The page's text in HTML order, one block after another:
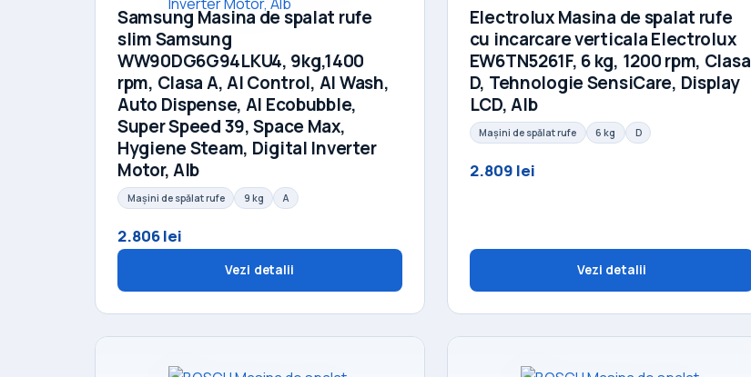
Samsung Masina de spalat rufe
slim Samsung
WW90DG6G94LKU4, 9kg,1400
rpm, Clasa A, AI Control, AI Wash,
Auto Dispense, AI Ecobubble,
Super Speed 39, Space Max,
Hygiene Steam, Digital Inverter
Motor, Alb
Mașini de spălat rufe 9 kg A
2.806 lei
Vezi detalii
Electrolux Masina de spalat rufe
cu incarcare verticala Electrolux
EW6TN5261F, 6 kg, 1200 rpm, Clasa
D, Tehnologie SensiCare, Display
LCD, Alb
Mașini de spălat rufe 6 kg D
2.809 lei
Vezi detalii